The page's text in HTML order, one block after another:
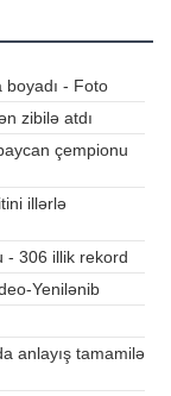
boyadı - Foto
zibilə atdı
çempionu
illərlə
- 306 illik rekord
Yenilənib
anlayış tamamilə